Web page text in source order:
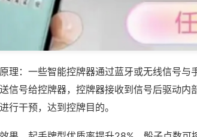
理：一些智能控牌器通过蓝牙或无线信号与
信号给控牌器，控牌器接收到信号后驱动内
行干预，达到控牌目的。